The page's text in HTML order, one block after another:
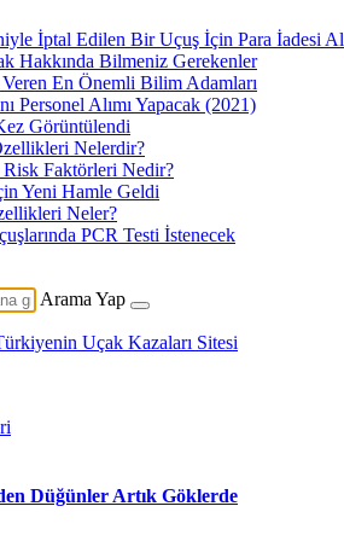
İptal Edilen Bir Uçuş İçin Para İadesi
Hakkında Bilmeniz Gerekenler
En Önemli Bilim Adamları
Personel Alımı Yapacak (2021)
Görüntülendi
Nelerdir?
Risk Faktörleri Nedir?
Yeni Hamle Geldi
Neler?
PCR Testi İstenecek
Arama Yap
Düğünler Artık Göklerde